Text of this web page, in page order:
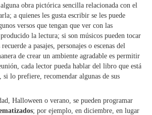
obra pictórica sencilla relacionada con el
a quienes les gusta escribir se les puede
versos que tengan que ver con las
producido la lectura; si son músicos pueden tocar
a pasajes, personajes o escenas del
de crear un ambiente agradable es permitir
cada lector pueda hablar del libro que está
si lo prefiere, recomendar algunas de sus
Halloween o verano, se pueden programar
; por ejemplo, en diciembre, en lugar